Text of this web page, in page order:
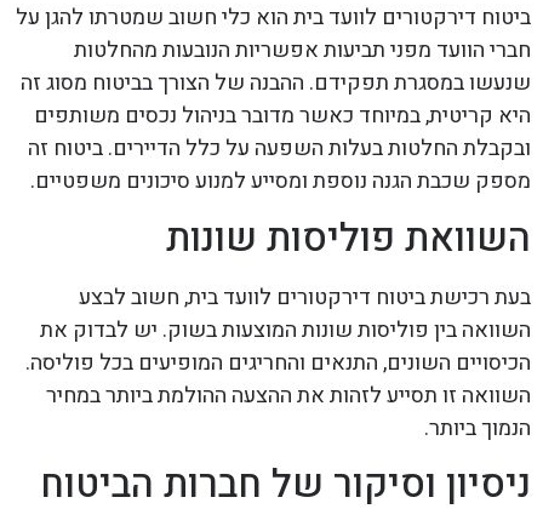
ביטוח דירקטורים לוועד בית הוא כלי חשוב שמטרתו להגן על
חברי הוועד מפני תביעות אפשריות הנובעות מהחלטות
שנעשו במסגרת תפקידם. ההבנה של הצורך בביטוח מסוג זה
היא קריטית, במיוחד כאשר מדובר בניהול נכסים משותפים
ובקבלת החלטות בעלות השפעה על כלל הדיירים. ביטוח זה
מספק שכבת הגנה נוספת ומסייע למנוע סיכונים משפטיים.
השוואת פוליסות שונות
בעת רכישת ביטוח דירקטורים לוועד בית, חשוב לבצע
השוואה בין פוליסות שונות המוצעות בשוק. יש לבדוק את
הכיסויים השונים, התנאים והחריגים המופיעים בכל פוליסה.
השוואה זו תסייע לזהות את ההצעה ההולמת ביותר במחיר
הנמוך ביותר.
ניסיון וסיקור של חברות הביטוח